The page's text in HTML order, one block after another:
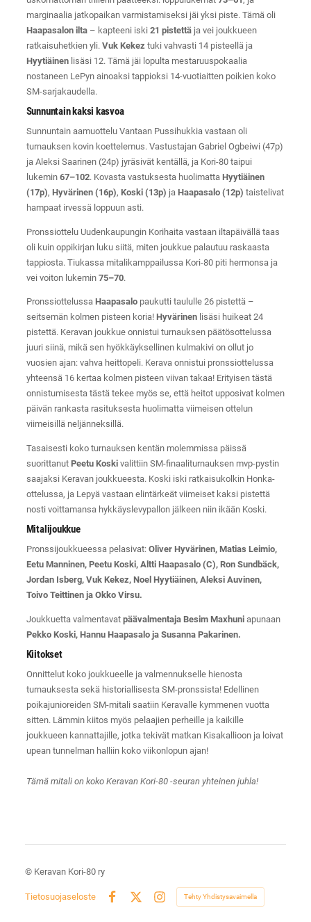
marginaalia jatkopaikan varmistamiseksi jäi yksi piste. Tämä oli
Haapasalon ilta– kapteeni iski 21 pistettäja vei joukkueen
ratkaisuhetkien yli. Vuk Kekez tuki vahvasti 14 pisteellä ja
Hyytiäinenlisäsi 12. Tämä jäi lopulta mestaruuspokaalia
nostaneen LePyn ainoaksi tappioksi 14-vuotiaitten poikien koko
SM-sarjakaudella.
Sunnuntain kaksi kasvoa
Sunnuntain aamuottelu Vantaan Pussihukkia vastaan oli
turnauksen kovin koettelemus. Vastustajan Gabriel Ogbeiwi (47p)
ja Aleksi Saarinen (24p) jyräsivät kentällä, ja Kori-80 taipui
lukemin 67–102. Kovasta vastuksesta huolimatta Hyytiäinen
(17p), Hyvärinen (16p), Koski (13p) ja Haapasalo (12p) taistelivat
hampaat irvessä loppuun asti.
Pronssiottelu Uudenkaupungin Korihaita vastaan iltapäivällä taas
oli kuin oppikirjan luku siitä, miten joukkue palautuu raskaasta
tappiosta. Tiukassa mitalikamppailussa Kori-80 piti hermonsa ja
vei voiton lukemin 75–70.
Pronssiottelussa Haapasalopaukutti taululle 26 pistettä –
seitsemän kolmen pisteen koria! Hyvärinenlisäsi huikeat 24
pistettä. Keravan joukkue onnistui turnauksen päätösottelussa
juuri siinä, mikä sen hyökkäyksellinen kulmakivi on ollut jo
vuosien ajan: vahva heittopeli. Kerava onnistui pronssiottelussa
yhteensä 16 kertaa kolmen pisteen viivan takaa! Erityisen tästä
onnistumisesta tästä tekee myös se, että heitot upposivat kolmen
päivän rankasta rasituksesta huolimatta viimeisen ottelun
viimeisillä neljänneksillä.
Tasaisesti koko turnauksen kentän molemmissa päissä
suorittanut Peetu Koskivalittiin SM-finaaliturnauksen mvp-pystin
saajaksi Keravan joukkueesta. Koski iski ratkaisukolkin Honka-
ottelussa, ja Lepyä vastaan elintärkeät viimeiset kaksi pistettä
nosti voittamansa hykkäyslevypallon jälkeen niin ikään Koski.
Mitalijoukkue
Pronssijoukkueessa pelasivat: Oliver Hyvärinen, Matias Leimio,
Eetu Manninen, Peetu Koski, Altti Haapasalo (C), Ron Sundbäck,
Jordan Isberg, Vuk Kekez, Noel Hyytiäinen, Aleksi Auvinen,
Toivo Teittinen ja Okko Virsu.
Joukkuetta valmentavat päävalmentaja Besim Maxhuniapunaan
Pekko Koski, Hannu Haapasalo ja Susanna Pakarinen.
Kiitokset
Onnittelut koko joukkueelle ja valmennukselle hienosta
turnauksesta sekä historiallisesta SM-pronssista! Edellinen
poikajunioreiden SM-mitali saatiin Keravalle kymmenen vuotta
sitten. Lämmin kiitos myös pelaajien perheille ja kaikille
joukkueen kannattajille, jotka tekivät matkan Kisakallioon ja loivat
upean tunnelman halliin koko viikonlopun ajan!
Tämä mitali on koko Keravan Kori-80 -seuran yhteinen juhla!
© Keravan Kori-80 ry
Tietosuojaseloste
Instagram
Tehty Yhdistysavaimella